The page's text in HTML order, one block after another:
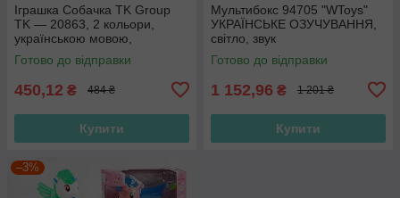
Іграшка Собачка TK Group
TK — 20863, 2 кольори,
українською мовою,
батарейками, звуком,
проєкція
Готово до відправки
450,12 ₴ 484 ₴
Купити
Мультибокс 94705 "WToys"
УКРАЇНСЬКЕ ОЗУЧУВАННЯ,
світло, звук
Готово до відправки
1 152,96 ₴ 1 201 ₴
Купити
–3%